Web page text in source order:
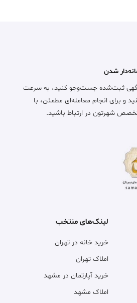
شدن
آگهی ثبت‌شده جست‌وجو کنید، به سرعت
و برای انجام معامله‌ای مطمئن، با
شهرتون در ارتباط باشید.
لینک‌های منتخب
خرید خانه در تهران
املاک تهران
خرید آپارتمان در مشهد
املاک مشهد